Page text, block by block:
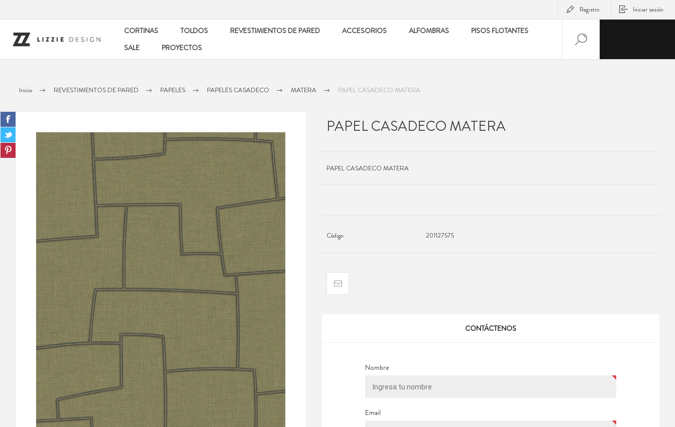
Registro Iniciar sesión
CORTINAS TOLDOS REVESTIMIENTOS DE PARED ACCESORIOS ALFOMBRAS
PISOS FLOTANTES
SALE
PROYECTOS
Inicio REVESTIMIENTOS DE PARED PAPELES PAPELES CASADECO MATERA PAPEL CASADECO MATERA
PAPEL CASADECO MATERA
PAPEL CASADECO MATERA
Código: 201127575
CONTÁCTENOS
Nombre
Email